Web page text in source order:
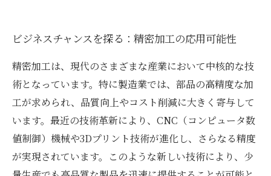
ビジネスチャンスを探る：精密加工の応用可能性
精密加工は、現代のさまざまな産業において中核的な技
術となっています。特に製造業では、部品の高精度な加
工が求められ、品質向上やコスト削減に大きく寄与して
います。最近の技術革新により、CNC（コンピュータ数
値制御）機械や3Dプリント技術が進化し、さらなる精度
が実現されています。このような新しい技術により、少